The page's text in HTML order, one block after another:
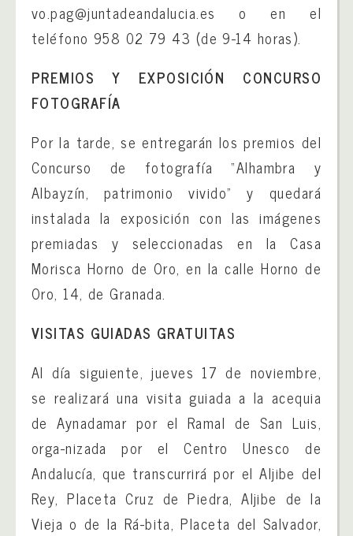
vo.pag@juntadeandalucia.es o en el
teléfono 958 02 79 43 (de 9-14 horas).
PREMIOS Y EXPOSICIÓN CONCURSO
FOTOGRAFÍA
Por la tarde, se entregarán los premios del
Concurso de fotografía “Alhambra y
Albayzín, patrimonio vivido” y quedará
instalada la exposición con las imágenes
premiadas y seleccionadas en la Casa
Morisca Horno de Oro, en la calle Horno de
Oro, 14, de Granada.
VISITAS GUIADAS GRATUITAS
Al día siguiente, jueves 17 de noviembre,
se realizará una visita guiada a la acequia
de Aynadamar por el Ramal de San Luis,
orga-nizada por el Centro Unesco de
Andalucía, que transcurrirá por el Aljibe del
Rey, Placeta Cruz de Piedra, Aljibe de la
Vieja o de la Rá-bita, Placeta del Salvador,